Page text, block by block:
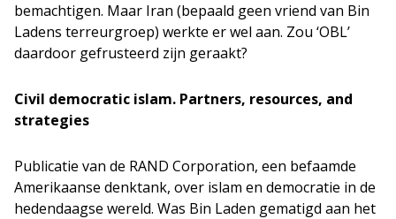
bemachtigen. Maar Iran (bepaald geen vriend van Bin
Ladens terreurgroep) werkte er wel aan. Zou ‘OBL’
daardoor gefrusteerd zijn geraakt?
Civil democratic islam. Partners, resources, and
strategies
Publicatie van de RAND Corporation, een befaamde
Amerikaanse denktank, over islam en democratie in de
hedendaagse wereld. Was Bin Laden gematigd aan het